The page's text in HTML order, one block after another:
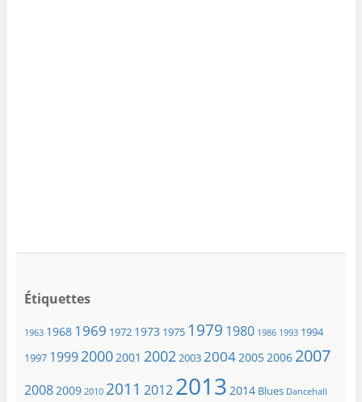
Étiquettes
1963 1968 1969 1972 1973 1975 1979 1980 1986 1993 1994
1997 19992000 2001 200220032004 2005 2006 2007
2008 2009 2010 2011 20122013 2014 Blues Dancehall